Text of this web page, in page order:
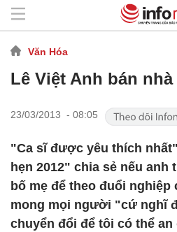
Văn Hóa
Lê Việt Anh bán
23/03/2013 - 08:05
"Ca sĩ được yêu thích
hẹn 2012" chia sẻ nếu
bố mẹ để theo đuổi nghiệp
mong mọi người "cứ nghĩ
chuyển đổi để tôi có thể